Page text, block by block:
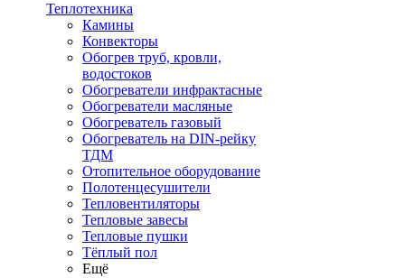
Теплотехника
Камины
Конвекторы
Обогрев труб, кровли,
водостоков
Обогреватели инфрактасные
Обогреватели масляные
Обогреватель газовый
Обогреватель на DIN-рейку
ТДМ
Отопительное оборудование
Полотенцесушители
Тепловентиляторы
Тепловые завесы
Тепловые пушки
Тёплый пол
Ещё